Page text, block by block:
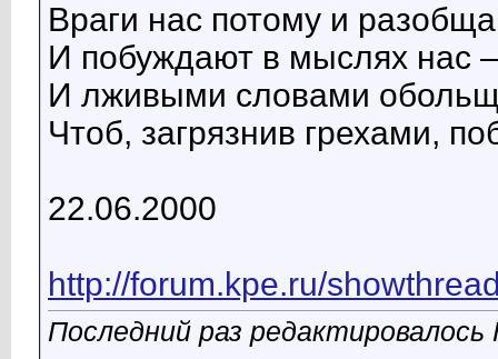
Враги нас потому и
И побуждают в мыслях нас
И лживыми словами
Чтоб, загрязнив грехами,
22.06.2000
http://forum.kpe.ru/
Последний раз